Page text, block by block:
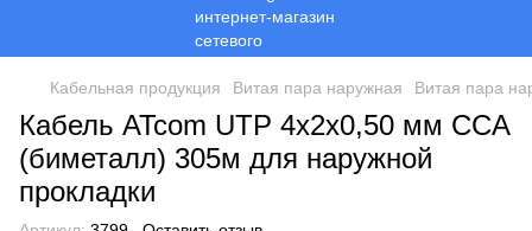
Кабельная продукция Витая пара наружная Витая пара
Кабель ATcom UTP 4x2x0,50 мм CCA
(биметалл) 305м для наружной
прокладки